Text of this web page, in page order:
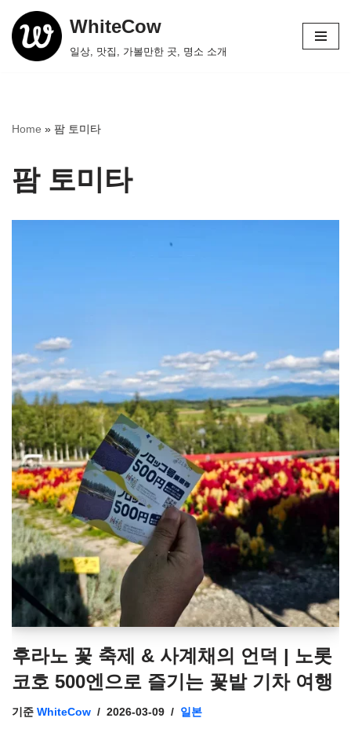
콘
텐
기
WhiteCow
일상, 맛집, 가볼만한 곳, 명소 소개
Home » 팜 토미타
팜 토미타
후라노 꽃 축제 & 사계채의 언덕 | 노롯
코호 500엔으로 즐기는 꽃밭 기차 여행
기준 WhiteCow 2026-03-09 일본